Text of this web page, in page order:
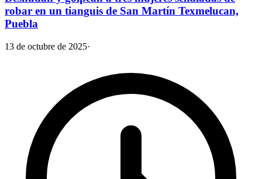
robar en un tianguis de San Martín Texmelucan,
Puebla
13 de octubre de 2025·